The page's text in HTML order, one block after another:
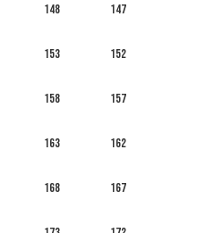
147
148
152
153
157
158
162
163
167
168